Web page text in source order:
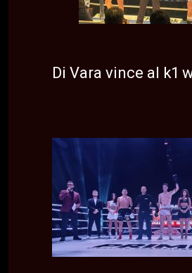
Di Vara vince al k1